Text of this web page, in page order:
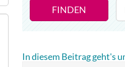
FINDEN
In diesem Beitrag geht's